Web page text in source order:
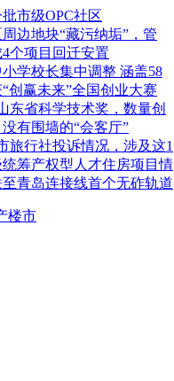
市级OPC社区
边地块“藏污纳垢”，管
个项目回迁安置
学校长集中调整 涵盖58
创赢未来”全国创业大赛
东省科学技术奖，数量创
有围墙的“会客厅”
旅行社投诉情况，涉及这1
筹产权型人才住房项目情
青岛连接线首个无砟轨道
楼市